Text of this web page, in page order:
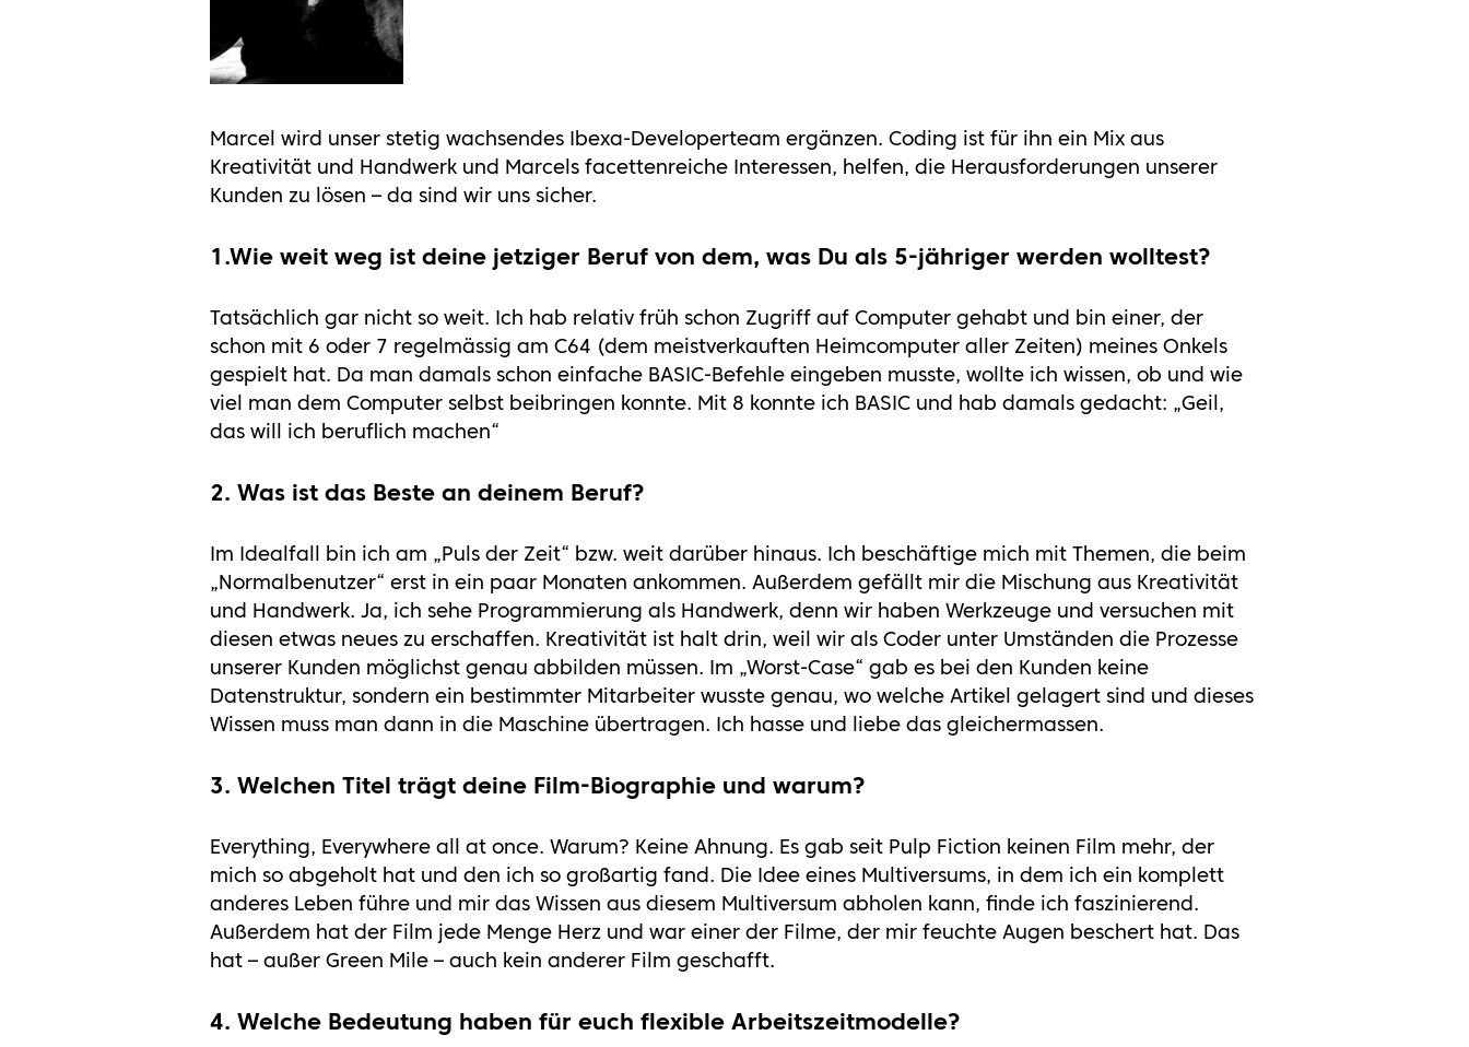
Marcel wird unser stetig wachsendes Ibexa-Developerteam ergänzen. Coding ist für ihn ein Mix aus
Kreativität und Handwerk und Marcels facettenreiche Interessen, helfen, die Herausforderungen unserer
Kunden zu lösen – da sind wir uns sicher.
1.Wie weit weg ist deine jetziger Beruf von dem, was Du als 5-jähriger werden wolltest?
Tatsächlich gar nicht so weit. Ich hab relativ früh schon Zugriff auf Computer gehabt und bin einer, der
schon mit 6 oder 7 regelmässig am C64 (dem meistverkauften Heimcomputer aller Zeiten) meines Onkels
gespielt hat. Da man damals schon einfache BASIC-Befehle eingeben musste, wollte ich wissen, ob und wie
viel man dem Computer selbst beibringen konnte. Mit 8 konnte ich BASIC und hab damals gedacht: „Geil,
das will ich beruflich machen“
2. Was ist das Beste an deinem Beruf?
Im Idealfall bin ich am „Puls der Zeit“ bzw. weit darüber hinaus. Ich beschäftige mich mit Themen, die beim
„Normalbenutzer“ erst in ein paar Monaten ankommen. Außerdem gefällt mir die Mischung aus Kreativität
und Handwerk. Ja, ich sehe Programmierung als Handwerk, denn wir haben Werkzeuge und versuchen mit
diesen etwas neues zu erschaffen. Kreativität ist halt drin, weil wir als Coder unter Umständen die Prozesse
unserer Kunden möglichst genau abbilden müssen. Im „Worst-Case“ gab es bei den Kunden keine
Datenstruktur, sondern ein bestimmter Mitarbeiter wusste genau, wo welche Artikel gelagert sind und dieses
Wissen muss man dann in die Maschine übertragen. Ich hasse und liebe das gleichermassen.
3. Welchen Titel trägt deine Film-Biographie und warum?
Everything, Everywhere all at once. Warum? Keine Ahnung. Es gab seit Pulp Fiction keinen Film mehr, der
mich so abgeholt hat und den ich so großartig fand. Die Idee eines Multiversums, in dem ich ein komplett
anderes Leben führe und mir das Wissen aus diesem Multiversum abholen kann, finde ich faszinierend.
Außerdem hat der Film jede Menge Herz und war einer der Filme, der mir feuchte Augen beschert hat. Das
hat – außer Green Mile – auch kein anderer Film geschafft.
4. Welche Bedeutung haben für euch flexible Arbeitszeitmodelle?